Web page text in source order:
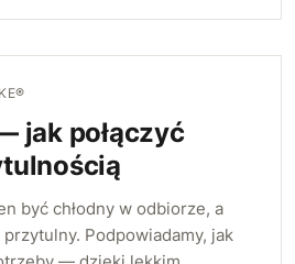
jak połączyć
być chłodny w odbiorze, a
Podpowiadamy, jak